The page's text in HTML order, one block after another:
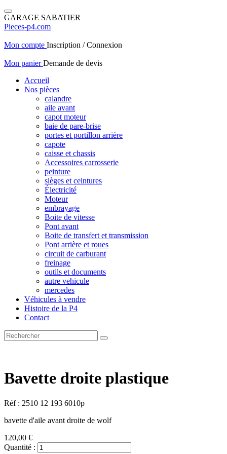
GARAGE SABATIER
Pieces-p4.com
Mon compte Inscription / Connexion
Mon panierDemande de devis
Accueil
Nos pièces
calandre
aile avant
capot moteur
baie de pare-brise
portes et portillon arrière
capote
caisse et chassis
Accessoires carrosserie
peinture
sièges et ceintures
Électricité
Moteur
embrayage
Boite de vitesse
Pont avant
Boite de transfert et transmission
Pont arrière et roues
circuit de carburant
freinage
outils et documents
autre vehicule
mercedes
Véhicules à vendre
Histoire de la P4
Contact
Bavette droite plastique
Réf : 2510 12 193 6010p
bavette d'aile avant droite de wolf
120,00 €
Quantité :